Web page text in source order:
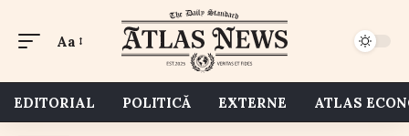
Aa
EDITORIAL POLITICĂ EXTERNE ATLAS